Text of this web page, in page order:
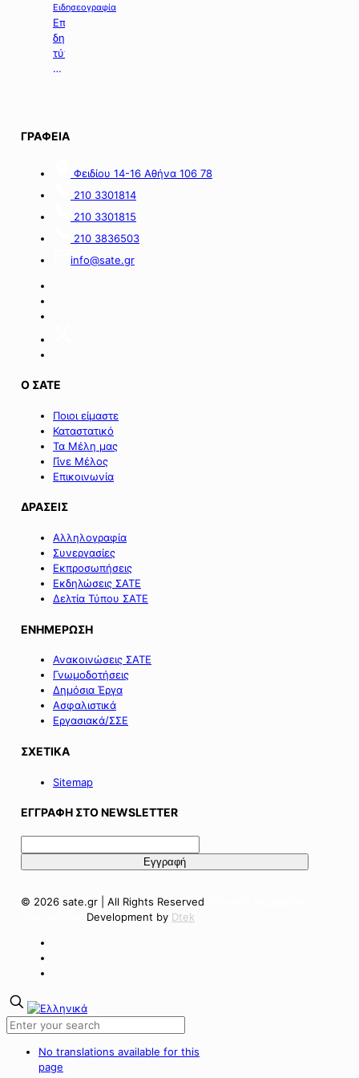
χορήγηση
ενίσχυσης
σε
επιχειρήσεις
της
Σαμοθράκης».
Ειδησεογραφία
Επιλογή
δημοσιευμάτων
τύπου
της
ΓΡΑΦΕΙΑ
Φειδίου 14-16 Αθήνα 106 78
210 3301814
210 3301815
210 3836503
info@sate.gr
Ο ΣΑΤΕ
Ποιοι είμαστε
Καταστατικό
Τα Μέλη μας
Γίνε Μέλος
Επικοινωνία
ΔΡΑΣΕΙΣ
Αλληλογραφία
Συνεργασίες
Εκπροσωπήσεις
Εκδηλώσεις ΣΑΤΕ
Δελτία Τύπου ΣΑΤΕ
ΕΝΗΜΕΡΩΣΗ
Ανακοινώσεις ΣΑΤΕ
Γνωμοδοτήσεις
Δημόσια Έργα
Ασφαλιστικά
Εργασιακά/ΣΣΕ
ΣΧΕΤΙΚΑ
Sitemap
ΕΓΓΡΑΦΗ ΣΤΟ NEWSLETTER
© 2026 sate.gr | All Rights Reserved
Development by Dtek
No translations available for this
page